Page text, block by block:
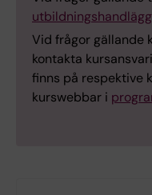
Vid frågor gällande
kontakta
finns på respektive
kurswebbar i